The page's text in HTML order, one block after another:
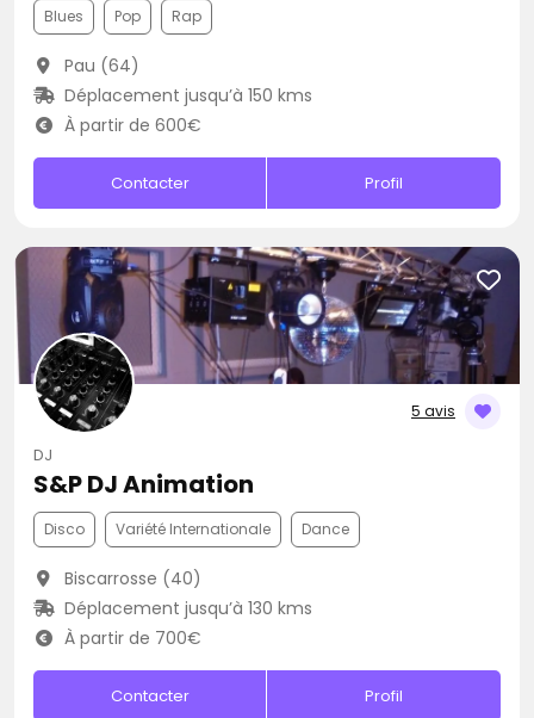
Blues Pop Rap
Pau (64)
Déplacement jusqu’à 150 kms
À partir de 600€
Contacter Profil
5 avis
DJ
S&P DJ Animation
Disco Variété Internationale Dance
Biscarrosse (40)
Déplacement jusqu’à 130 kms
À partir de 700€
Contacter Profil